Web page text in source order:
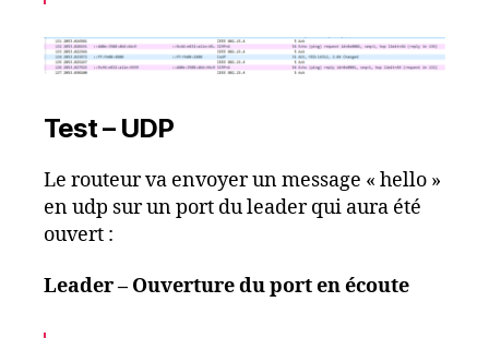
Test – UDP
Le routeur va envoyer un message « hello »
en udp sur un port du leader qui aura été
ouvert :
Leader – Ouverture du port en écoute